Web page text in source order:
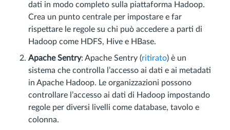
dati in modo completo sulla piattaforma Hadoop.
Crea un punto centrale per impostare e far
rispettare le regole su chi può accedere a parti di
Hadoop come HDFS, Hive e HBase.
Apache Sentry: Apache Sentry (ritirato) è un
sistema che controlla l’accesso ai dati e ai metadati
in Apache Hadoop. Le organizzazioni possono
controllare l’accesso ai dati di Hadoop impostando
regole per diversi livelli come database, tavolo e
colonna.